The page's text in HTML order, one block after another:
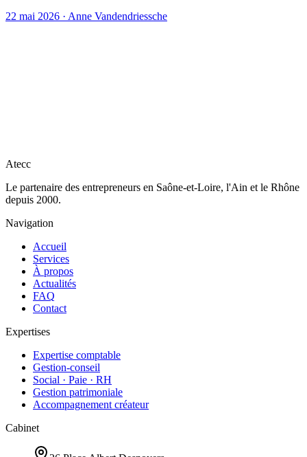
22 mai 2026 · Anne Vandendriessche
Prendre rendez-vous
Atecc
Le partenaire des entrepreneurs en Saône-et-Loire, l'Ain et le Rhône
depuis 2000.
Navigation
Accueil
Services
À propos
Actualités
FAQ
Contact
Expertises
Expertise comptable
Gestion-conseil
Social · Paie · RH
Gestion patrimoniale
Accompagnement créateur
Cabinet